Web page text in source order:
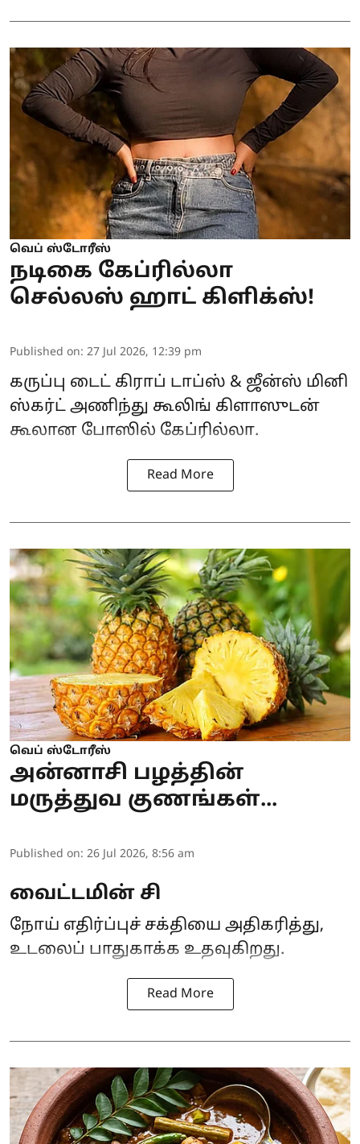
வெப் ஸ்டோரீஸ்
நடிகை கேப்ரில்லா
செல்லஸ் ஹாட் கிளிக்ஸ்!
Published on: 27 Jul 2026, 12:39 pm
கருப்பு டைட் கிராப் டாப்ஸ் & ஜீன்ஸ் மினி
ஸ்கர்ட் அணிந்து கூலிங் கிளாஸுடன்
கூலான போஸில் கேப்ரில்லா.
Read More
வெப் ஸ்டோரீஸ்
அன்னாசி பழத்தின்
மருத்துவ குணங்கள்...
Published on: 26 Jul 2026, 8:56 am
வைட்டமின் சி
நோய் எதிர்ப்புச் சக்தியை அதிகரித்து,
உடலைப் பாதுகாக்க உதவுகிறது.
Read More